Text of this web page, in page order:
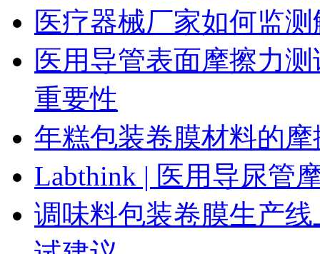
医疗器械厂家如何监
医用导管表面摩擦力
重要性
年糕包装卷膜材料的
Labthink | 医用导尿管
调味料包装卷膜生产